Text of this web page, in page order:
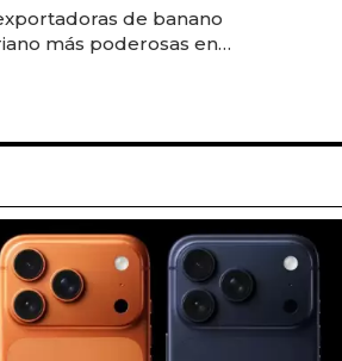
de banano
más poderosas en